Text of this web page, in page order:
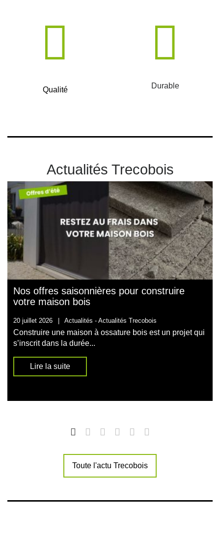
Qualité Durable
Actualités Trecobois
Nos offres saisonnières pour construire
votre maison bois
20 juillet 2026 | Actualités - Actualités Trecobois
Construire une maison à ossature bois est un projet qui
s’inscrit dans la durée...
Lire la suite
Toute l'actu Trecobois